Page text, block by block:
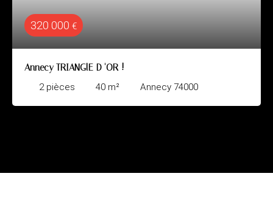
320 000 €
Annecy TRIANGlE D 'OR !
2 pièces 40 m² Annecy 74000